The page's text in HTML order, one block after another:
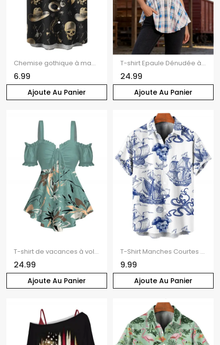
Ajoute Au Panier
Chemise gothique à manches courtes et boutons pour homme, style western, avec imprimé chapeau de cowboy et tête de mort en verre
6.99
Ajoute Au Panier
T-shirt Epaule Dénudée à Imprimé Carreaux Taille Haute à Ourlet Courbe à Volants
24.99
Ajoute Au Panier
T-shirt de vacances à volants et épaules dénudées, imprimé floral, nœud papillon, ourlet volanté, manches courtes, décontracté
24.99
Ajoute Au Panier
T-Shirt Manches Courtes à Imprimé Voilier Crâne et Etoile de Mer avec Boutons pour Hommes
9.99